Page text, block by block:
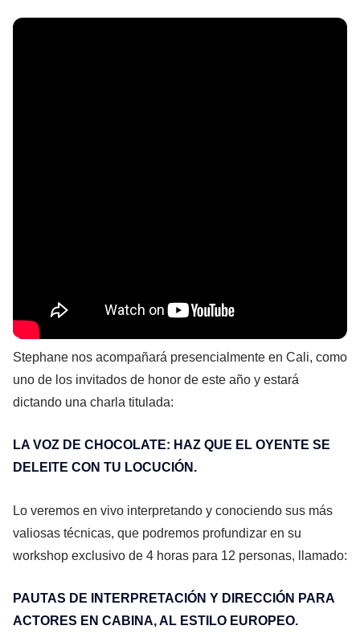
Stephane nos acompañará presencialmente en Cali, como
uno de los invitados de honor de este año y estará
dictando una charla titulada:
LA VOZ DE CHOCOLATE: HAZ QUE EL OYENTE SE
DELEITE CON TU LOCUCIÓN.
Lo veremos en vivo interpretando y conociendo sus más
valiosas técnicas, que podremos profundizar en su
workshop exclusivo de 4 horas para 12 personas, llamado:
PAUTAS DE INTERPRETACIÓN Y DIRECCIÓN PARA
ACTORES EN CABINA, AL ESTILO EUROPEO.